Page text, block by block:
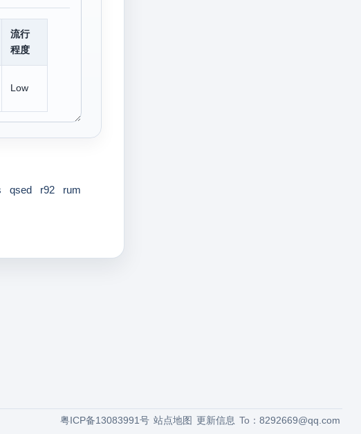
流行
程度
Low
qsed r92
rum
To：8292669@qq.com
更新信息
站点地图
粤ICP备13083991号